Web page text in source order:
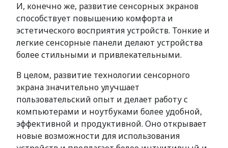
И, конечно же, развитие сенсорных экранов
способствует повышению комфорта и
эстетического восприятия устройств. Тонкие и
легкие сенсорные панели делают устройства
более стильными и привлекательными.
В целом, развитие технологии сенсорного
экрана значительно улучшает
пользовательский опыт и делает работу с
компьютерами и ноутбуками более удобной,
эффективной и продуктивной. Оно открывает
новые возможности для использования